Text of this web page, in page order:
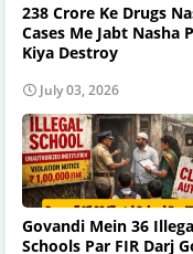
238 Crore Ke Drugs
Cases Me Jabt Nasha
Kiya Destroy
July 03, 2026
Govandi Mein 36
Schools Par FIR Darj